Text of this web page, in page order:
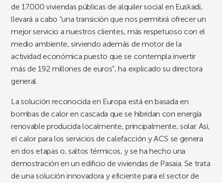
de 17.000 viviendas públicas de alquiler social en Euskadi,
llevará a cabo “una transición que nos permitirá ofrecer un
mejor servicio a nuestros clientes, más respetuoso con el
medio ambiente, sirviendo además de motor de la
actividad económica puesto que se contempla invertir
más de 192 millones de euros”, ha explicado su directora
general.
La solución reconocida en Europa está en basada en
bombas de calor en cascada que se hibridan con energía
renovable producida localmente, principalmente, solar. Así,
el calor para los servicios de calefacción y ACS se genera
en dos etapas o, saltos térmicos, y se ha hecho una
demostración en un edificio de viviendas de Pasaia. Se trata
de una solución innovadora y eficiente para el sector de